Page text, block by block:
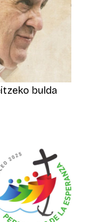
bulda